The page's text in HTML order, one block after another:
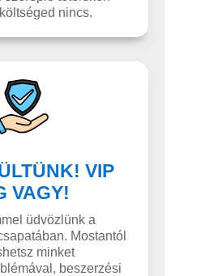
nincs.
VIP
VAGY!
üdvözlünk a
Mostantól
minket
beszerzési